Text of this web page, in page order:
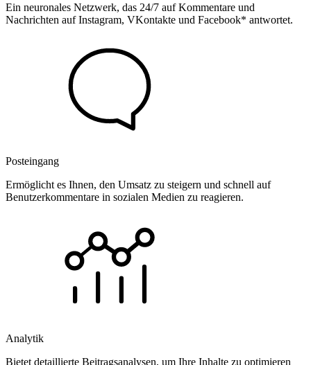
Ein neuronales Netzwerk, das 24/7 auf Kommentare und
Nachrichten auf Instagram, VKontakte und Facebook* antwortet.
Posteingang
Ermöglicht es Ihnen, den Umsatz zu steigern und schnell auf
Benutzerkommentare in sozialen Medien zu reagieren.
Analytik
Bietet detaillierte Beitragsanalysen, um Ihre Inhalte zu optimieren